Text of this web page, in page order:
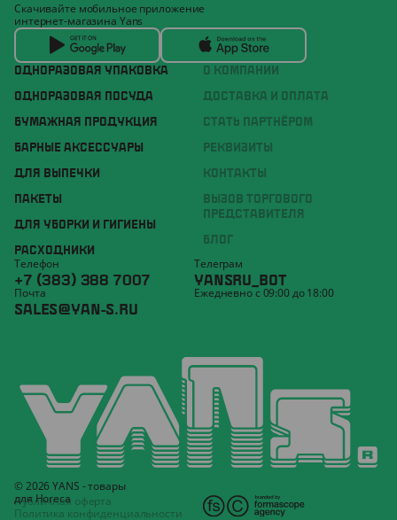
ОДНОРАЗОВАЯ УПАКОВКА
ОДНОРАЗОВАЯ ПОСУДА
БУМАЖНАЯ ПРОДУКЦИЯ
БАРНЫЕ АКСЕССУАРЫ
ДЛЯ ВЫПЕЧКИ
ПАКЕТЫ
ДЛЯ УБОРКИ И ГИГИЕНЫ
РАСХОДНИКИ
О КОМПАНИИ
ДОСТАВКА И ОПЛАТА
СТАТЬ ПАРТНЁРОМ
РЕКВИЗИТЫ
КОНТАКТЫ
ВЫЗОВ ТОРГОВОГО
ПРЕДСТАВИТЕЛЯ
БЛОГ
Скачивайте мобильное приложение
интернет-магазина Yans
Телефон
+7 (383) 388 7007
Телеграм
YANSRU_BOT
Почта
SALES@YAN-S.RU
Ежедневно с 09:00 до 18:00
© 2026 YANS - товары
для Horeca
Публичная оферта
Политика конфиденциальности